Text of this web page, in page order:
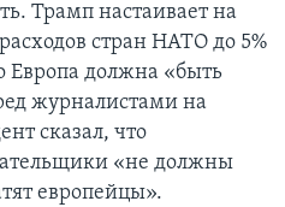
Трамп настаивает на
стран НАТО до 5%
Европа должна «быть
журналистами на
сказал, что
«не должны
европейцы».